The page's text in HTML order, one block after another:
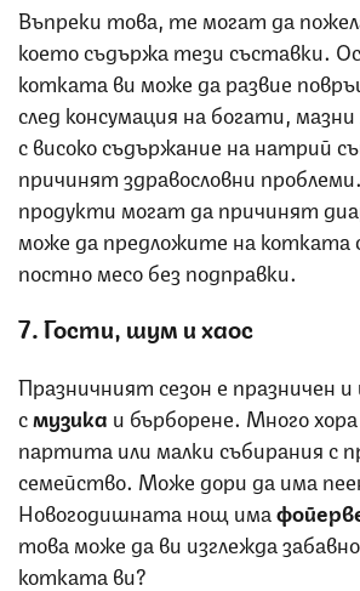
Въпреки това, те могат да
което съдържа тези съставки.
котката ви може да развие
след консумация на богати,
с високо съдържание на натрий
причинят здравословни
продукти могат да причинят
може да предложите на котката
постно месо без подправки.
7. Гости, шум и хаос
Празничният сезон е празничен и
смузика и бърборене. Много
партита или малки събирания с
семейство. Може дори да има
Новогодишната нощ има
това може да ви изглежда
котката ви?